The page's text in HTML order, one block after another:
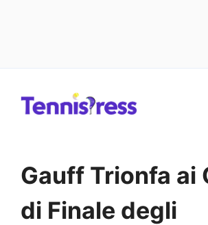
Gauff Trionfa ai
di Finale degli